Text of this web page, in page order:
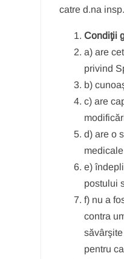
catre d.na
Condiţii
a) are
privind
b)
c) are
d) are o
e)
postului
f) nu a
contra
pentru